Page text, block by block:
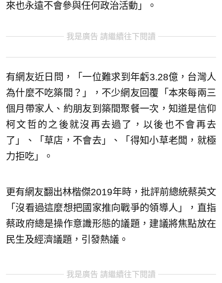
來也永遠不會參與任何政治活動」。
我是廣告 請繼續往下閱讀
有網友近日問，「一位難求到年虧3.28億，台灣人
為什麼不吃築間？」，不少網友回覆「本來每兩三
個月帶家人、約朋友到築間聚餐一次，知道是信仰
柯文哲的之後就沒再去過了，以後也不會再去
了」、「草店，不會去」、「得知小草老闆，就極
力拒吃」。
更有網友翻出林楷傑2019年時，批評前總統蔡英文
「沒看過這麼想把國家推向戰爭的領導人」，直指
蔡政府總是操作意識形態的議題，建議將焦點放在
民生及經濟議題，引發熱議。
我是廣告 請繼續往下閱讀